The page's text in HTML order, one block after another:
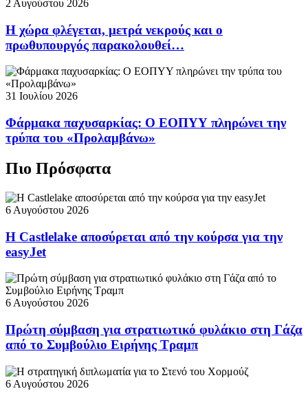
2 Αυγούστου 2026
Η χώρα φλέγεται, μετρά νεκρούς και ο
πρωθυπουργός παρακολουθεί…
31 Ιουλίου 2026
Φάρμακα παχυσαρκίας: Ο ΕΟΠΥΥ πληρώνει την
τρύπα του «Προλαμβάνω»
Πιο Πρόσφατα
6 Αυγούστου 2026
Η Castlelake αποσύρεται από την κούρσα για την
easyJet
6 Αυγούστου 2026
Πρώτη σύμβαση για στρατιωτικό φυλάκιο στη Γάζα
από το Συμβούλιο Ειρήνης Τραμπ
6 Αυγούστου 2026